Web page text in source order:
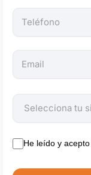
He leído y acepto